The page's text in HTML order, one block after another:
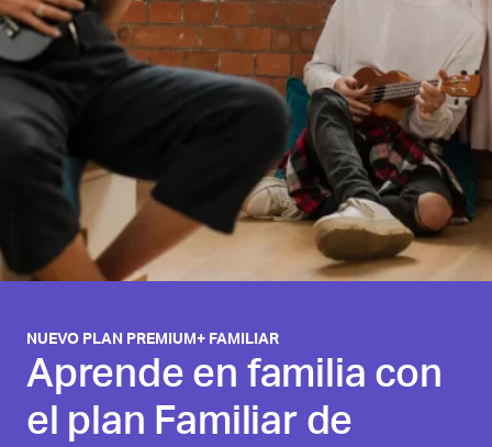
NUEVO PLAN PREMIUM+ FAMILIAR
Aprende en familia con
el plan Familiar de